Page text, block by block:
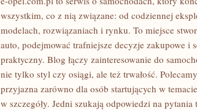
wszystkim, co z nią związane: od codziennej
modelach, rozwiązaniach i rynku. To miejsce
auto, podejmować trafniejsze decyzje zakupowe i
praktyczny. Blog łączy zainteresowanie do
nie tylko styl czy osiągi, ale też trwałość. Polecamy
przyjazna zarówno dla osób startujących w
w szczegóły. Jedni szukają odpowiedzi na